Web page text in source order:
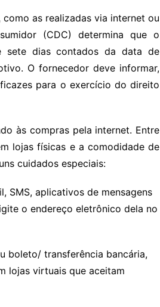
as realizadas via internet ou
(CDC) determina que o
dias contados da data de
O fornecedor deve informar,
para o exercício do direito
às compras pela internet. Entre
lojas físicas e a comodidade de
cuidados especiais:
SMS, aplicativos de mensagens
o endereço eletrônico dela no
boleto/ transferência bancária,
lojas virtuais que aceitam